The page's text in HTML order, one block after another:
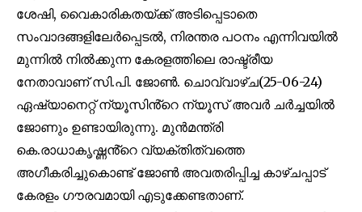
ശേഷി, വൈകാരികതയ്ക്ക് അടിപ്പെടാതെ
സംവാദങ്ങളിലേർപ്പെടൽ, നിരന്തര പഠനം എന്നിവയിൽ
മുന്നിൽ നിൽക്കുന്ന കേരളത്തിലെ രാഷ്ട്രീയ
നേതാവാണ് സി.പി. ജോൺ. ചൊവ്വാഴ്ച(25-06-24)
ഏഷ്യാനെറ്റ് ന്യൂസിൻ്റെ ന്യൂസ് അവർ ചർച്ചയിൽ
ജോണും ഉണ്ടായിരുന്നു. മുൻമന്ത്രി
കെ.രാധാകൃഷ്ണൻ്റെ വ്യക്തിത്വത്തെ
അഗീകരിച്ചുകൊണ്ട് ജോൺ അവതരിപ്പിച്ച കാഴ്ചപ്പാട്
കേരളം ഗൗരവമായി എടുക്കേണ്ടതാണ്.